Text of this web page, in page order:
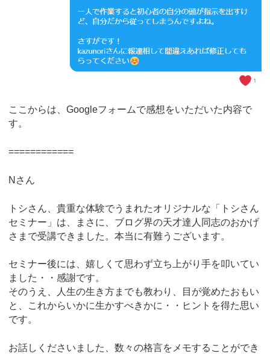
ここからは、Googleフォームで感想をいただいた内容で
す。
============
Nさん
トシさん、貴重な体験でうまれたオリジナルな「トシさん
セミナー」は、まさに、ブログ界の天才達人同志のおかげ
さまで受講できました。本当に有難うございます。
セミナー後には、嬉しくて思わず立ち上がり手を叩いてい
ました・・感謝です。
そのうえ、人生の生き方までも教わり、目が覚めたおもい
と、これからいかに生かすべきかに・・ヒントを得た思い
です。
お話しくださいました、数々の格言をメモすることができ